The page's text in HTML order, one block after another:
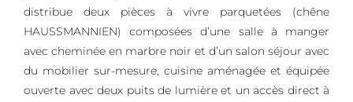
distribue deux pièces à vivre parquetées (chêne
HAUSSMANNIEN) composées d’une salle à manger
avec cheminée en marbre noir et d’un salon séjour avec
du mobilier sur-mesure, cuisine aménagée et équipée
ouverte avec deux puits de lumière et un accès direct à